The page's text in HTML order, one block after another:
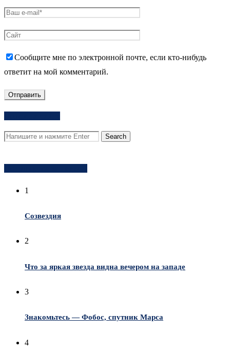
Сообщите мне по электронной почте, если кто-нибудь
ответит на мой комментарий.
1
Созвездия
2
Что за яркая звезда видна вечером на западе
3
Знакомьтесь — Фобос, спутник Марса
4